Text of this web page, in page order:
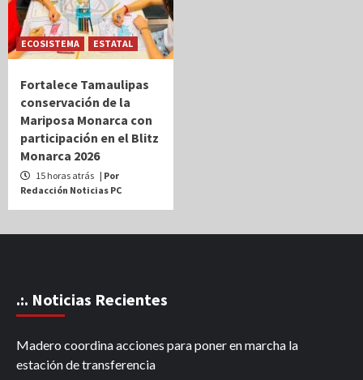
ECOSISTEMA ESTATAL
Fortalece Tamaulipas
conservación de la
Mariposa Monarca con
participación en el Blitz
Monarca 2026
15 horas atrás | Por
Redacción Noticias PC
.:. Noticias Recientes
Madero coordina acciones para poner en marcha la
estación de transferencia